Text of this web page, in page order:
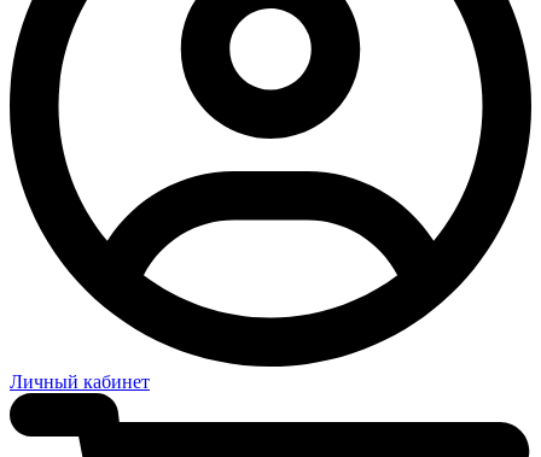
Личный кабинет